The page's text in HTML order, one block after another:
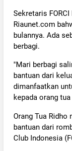
Sekretaris
Riaunet.com
bulannya. Ada
berbagi.
"Mari berbagi
bantuan dari
dimanfaatkan
kepada orang
Orang Tua
bantuan dari
Club Indonesia